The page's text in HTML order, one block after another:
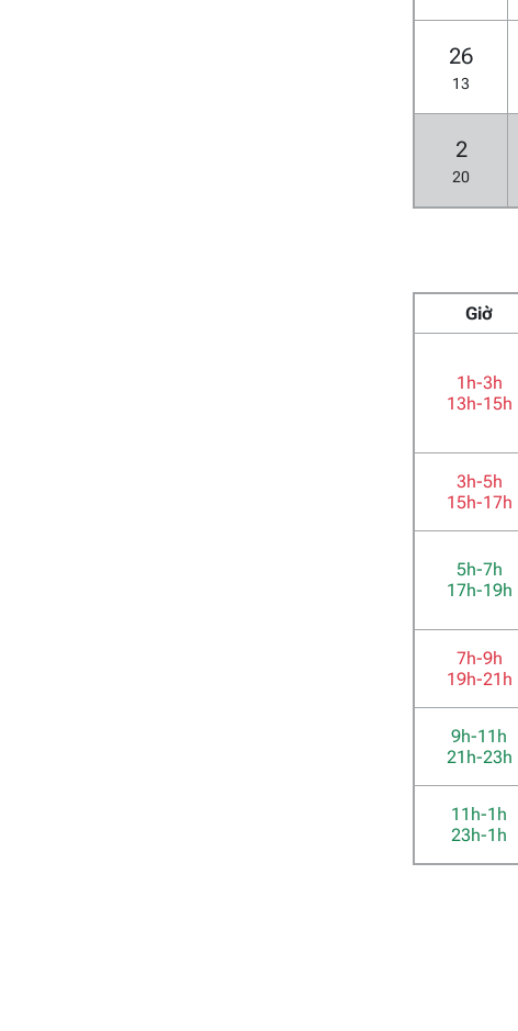
26
13
2
20
Giờ
1h-3h
13h-15h
3h-5h
15h-17h
5h-7h
17h-19h
7h-9h
19h-21h
9h-11h
21h-23h
11h-1h
23h-1h